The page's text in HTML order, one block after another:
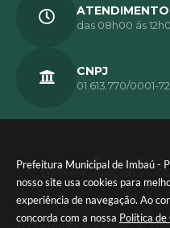
Prefeitura Municipal de Imbaú -
nosso site usa cookies para
experiência de navegação. Ao
concorda com a nossa Política de
ATENDIMENTO
das 08h00 ás
CNPJ
01.613.770/0001-72
Versão do
Portal atualizado em: